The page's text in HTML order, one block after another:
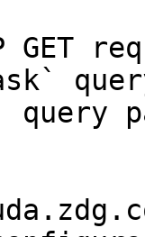
GET